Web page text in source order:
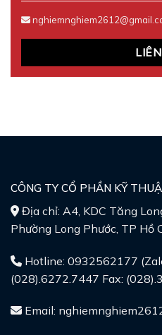
CÔNG TY CỔ PHẦN KỸ
Địa chỉ: A4, KDC Tăng
Phường Long Phước, TP Hồ
Hotline: 0932562177
(028).6272.7447 Fax:
Email: